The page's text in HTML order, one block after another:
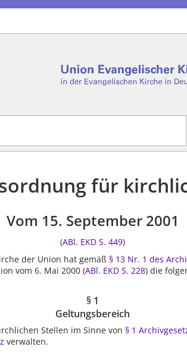
Pfarrer*, findet auch: "Pfarrerinitiative"
für
Vom 15. September 2001
(ABl. EKD S. 449)
der Union hat gemäß§ 13 Nr. 1 des
vom 6. Mai 2000 (ABl. EKD S. 228) die
§ 1
Geltungsbereich
Stellen im Sinne von § 1
verwalten.